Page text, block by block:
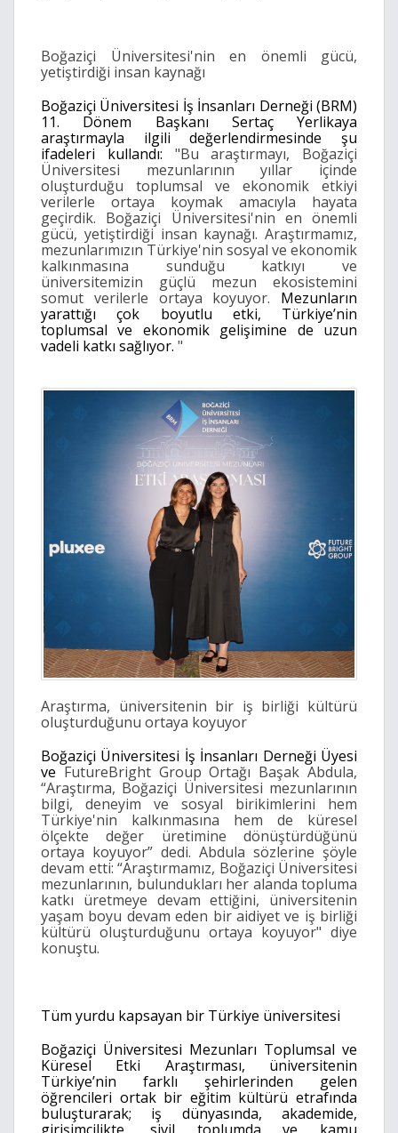
Boğaziçi Üniversitesi'nin en önemli gücü,
yetiştirdiği insan kaynağı
Boğaziçi Üniversitesi İş İnsanları Derneği (BRM)
11. Dönem Başkanı Sertaç Yerlikaya
araştırmayla ilgili değerlendirmesinde şu
ifadeleri kullandı: "Bu araştırmayı, Boğaziçi
Üniversitesi mezunlarının yıllar içinde
oluşturduğu toplumsal ve ekonomik etkiyi
verilerle ortaya koymak amacıyla hayata
geçirdik. Boğaziçi Üniversitesi'nin en önemli
gücü, yetiştirdiği insan kaynağı. Araştırmamız,
mezunlarımızın Türkiye'nin sosyal ve ekonomik
kalkınmasına sunduğu katkıyı ve
üniversitemizin güçlü mezun ekosistemini
somut verilerle ortaya koyuyor. Mezunların
yarattığı çok boyutlu etki, Türkiye’nin
toplumsal ve ekonomik gelişimine de uzun
vadeli katkı sağlıyor. "
Araştırma, üniversitenin bir iş birliği kültürü
oluşturduğunu ortaya koyuyor
Boğaziçi Üniversitesi İş İnsanları Derneği Üyesi
ve FutureBright Group Ortağı Başak Abdula,
“Araştırma, Boğaziçi Üniversitesi mezunlarının
bilgi, deneyim ve sosyal birikimlerini hem
Türkiye'nin kalkınmasına hem de küresel
ölçekte değer üretimine dönüştürdüğünü
ortaya koyuyor” dedi. Abdula sözlerine şöyle
devam etti: “Araştırmamız, Boğaziçi Üniversitesi
mezunlarının, bulundukları her alanda topluma
katkı üretmeye devam ettiğini, üniversitenin
yaşam boyu devam eden bir aidiyet ve iş birliği
kültürü oluşturduğunu ortaya koyuyor" diye
konuştu.
Tüm yurdu kapsayan bir Türkiye üniversitesi
Boğaziçi Üniversitesi Mezunları Toplumsal ve
Küresel Etki Araştırması, üniversitenin
Türkiye’nin farklı şehirlerinden gelen
öğrencileri ortak bir eğitim kültürü etrafında
buluşturarak; iş dünyasında, akademide,